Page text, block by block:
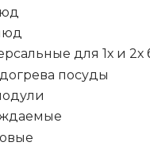
для 1х и 2х
посуды